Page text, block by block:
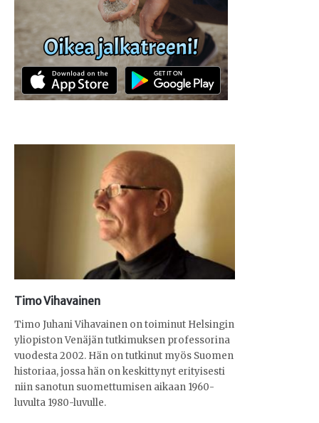
Timo Vihavainen
Timo Juhani Vihavainen on toiminut Helsingin
yliopiston Venäjän tutkimuksen professorina
vuodesta 2002. Hän on tutkinut myös Suomen
historiaa, jossa hän on keskittynyt erityisesti
niin sanotun suomettumisen aikaan 1960-
luvulta 1980-luvulle.